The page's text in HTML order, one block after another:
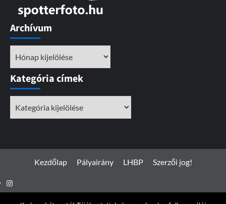
Archívum
Kategória címek
Kezdőlap Pályairány LHBP Szerzői jog!
Instagram